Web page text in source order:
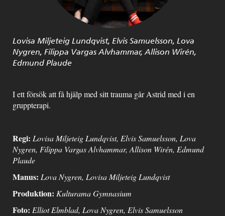
Lovisa Miljeteig Lundqvist, Elvis Samuelsson, Lova
Nygren, Filippa Vargas Alvhammar, Allison Wirén,
Edmund Plaude
I ett försök att få hjälp med sitt trauma går Astrid med i en
gruppterapi.
Regi: Lovisa Miljeteig Lundqvist, Elvis Samuelsson, Lova
Nygren, Filippa Vargas Alvhammar, Allison Wirén, Edmund
Plaude
Manus: Lova Nygren, Lovisa Miljeteig Lundqvist
Produktion: Kulturama Gymnasium
Foto: Elliot Elmblad, Lova Nygren, Elvis Samuelsson